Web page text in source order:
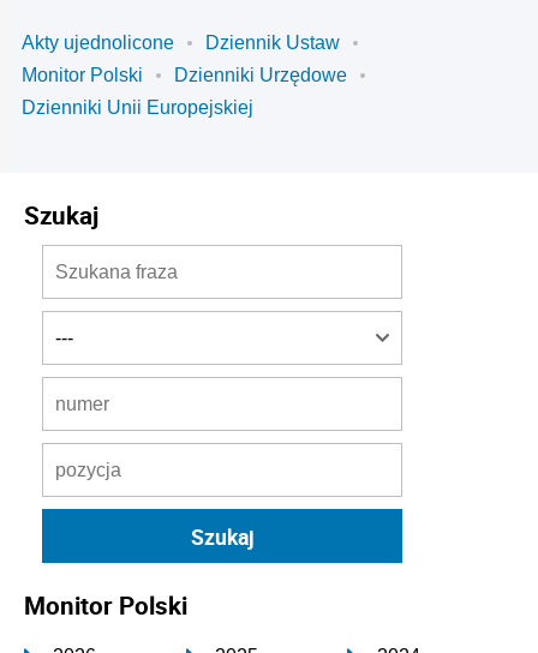
Akty ujednolicone
Dziennik Ustaw
Monitor Polski
Dzienniki Urzędowe
Dzienniki Unii Europejskiej
Szukaj
Monitor Polski